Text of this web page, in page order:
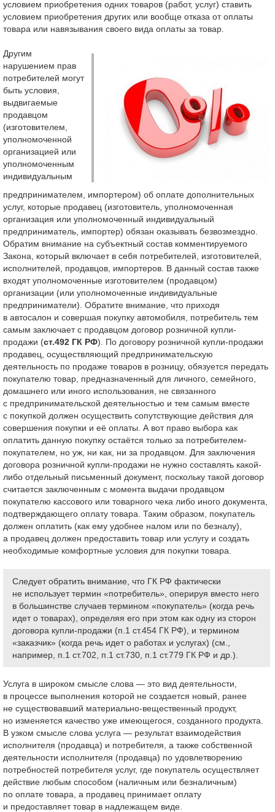
условием приобретения одних товаров (работ, услуг) ставить
условием приобретения других или вообще отказа от оплаты
товара или навязывания своего вида оплаты за товар.
Другим
нарушением прав
потребителей могут
быть условия,
выдвигаемые
продавцом
(изготовителем,
уполномоченной
организацией или
уполномоченным
индивидуальным
предпринимателем, импортером) об оплате дополнительных
услуг, которые продавец (изготовитель, уполномоченная
организация или уполномоченный индивидуальный
предприниматель, импортер) обязан оказывать безвозмездно.
Обратим внимание на субъектный состав комментируемого
Закона, который включает в себя потребителей, изготовителей,
исполнителей, продавцов, импортеров. В данный состав также
входят уполномоченные изготовителем (продавцом)
организации (или уполномоченные индивидуальные
предприниматели). Обратите внимание, что приходя
в автосалон и совершая покупку автомобиля, потребитель тем
самым заключает с продавцом договор розничной купли-
продажи (ст.492 ГК РФ). По договору розничной купли-продажи
продавец, осуществляющий предпринимательскую
деятельность по продаже товаров в розницу, обязуется передать
покупателю товар, предназначенный для личного, семейного,
домашнего или иного использования, не связанного
с предпринимательской деятельностью и тем самым вместе
с покупкой должен осуществить сопутствующие действия для
совершения покупки и её оплаты. А вот право выбора как
оплатить данную покупку остаётся только за потребителем-
покупателем, но уж, ни как, ни за продавцом. Для заключения
договора розничной купли-продажи не нужно составлять какой-
либо отдельный письменный документ, поскольку такой договор
считается заключенным с момента выдачи продавцом
покупателю кассового или товарного чека либо иного документа,
подтверждающего оплату товара. Таким образом, покупатель
должен оплатить (как ему удобнее налом или по безналу),
а продавец должен предоставить товар или услугу и создать
необходимые комфортные условия для покупки товара.
Следует обратить внимание, что ГК РФ фактически
не использует термин «потребитель», оперируя вместо него
в большинстве случаев термином «покупатель» (когда речь
идет о товарах), определяя его при этом как одну из сторон
договора купли-продажи (п.1 ст.454 ГК РФ), и термином
«заказчик» (когда речь идет о работах и услугах) (см.,
например, п.1 ст.702, п.1 ст.730, п.1 ст.779 ГК РФ и др.).
Услуга в широком смысле слова — это вид деятельности,
в процессе выполнения которой не создается новый, ранее
не существовавший материально-вещественный продукт,
но изменяется качество уже имеющегося, созданного продукта.
В узком смысле слова услуга — результат взаимодействия
исполнителя (продавца) и потребителя, а также собственной
деятельности исполнителя (продавца) по удовлетворению
потребностей потребителя услуг, где покупатель осуществляет
действие любым способом (наличным или безналичным)
по оплате товара, а продавец принимает оплату
и предоставляет товар в надлежащем виде.